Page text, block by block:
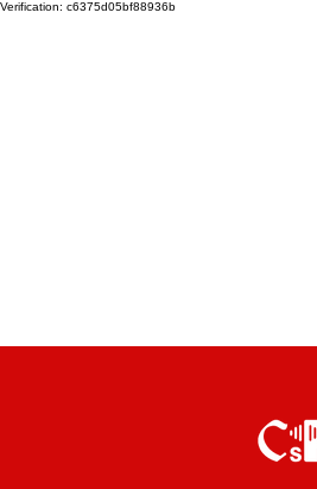
Verification: c6375d05bf88936b